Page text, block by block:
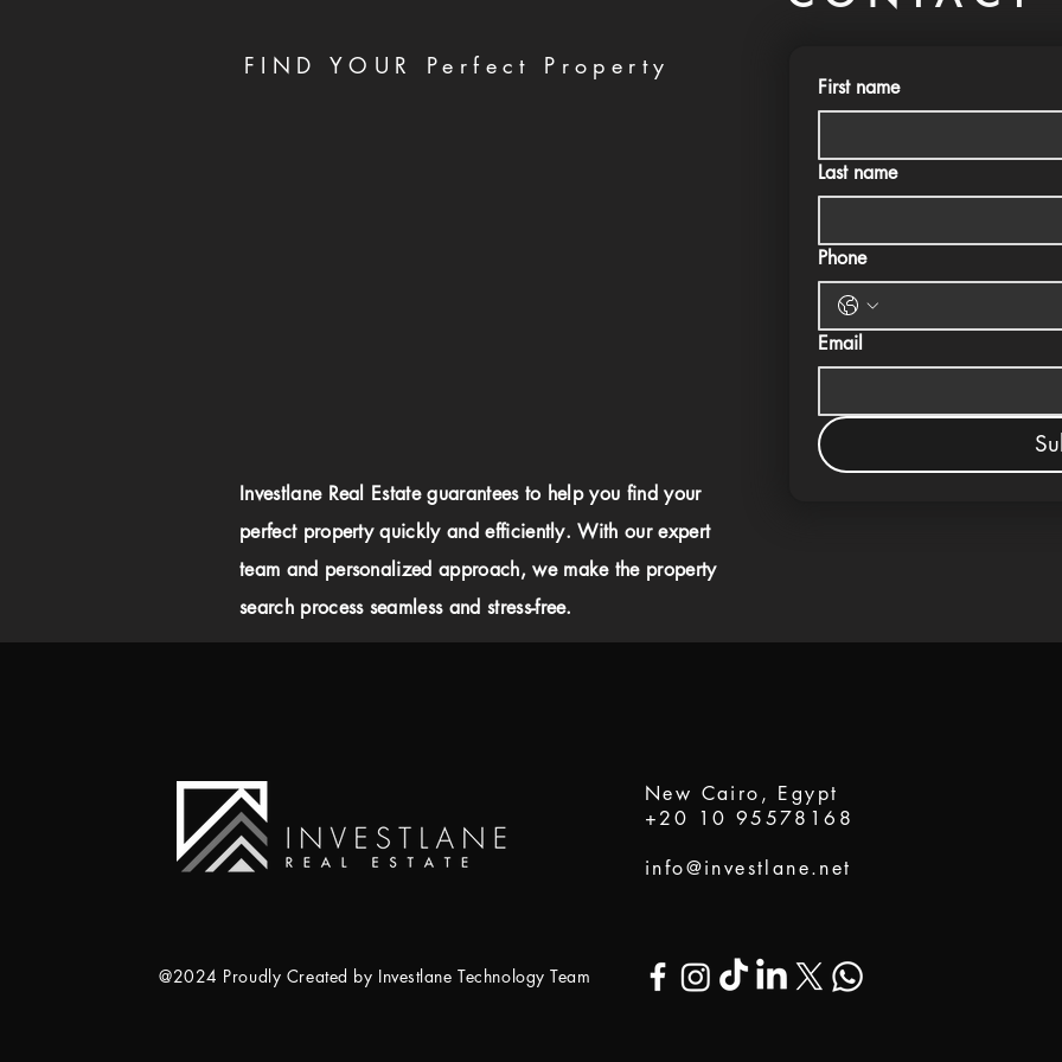
FIND YOUR Perfect Property
Investlane Real Estate guarantees to help you find your
perfect property quickly and efficiently. With our expert
team and personalized approach, we make the property
search process seamless and stress-free.
First name
Last name
Phone
Email
New Cairo, Egypt
+20 10 95578168
info@investlane.net
@2024 Proudly Created by Investlane Technology Team